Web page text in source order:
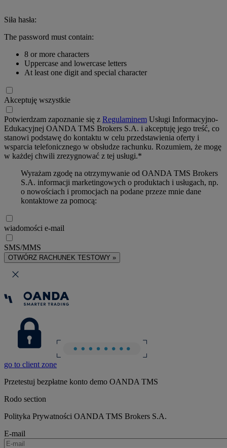
Siła hasła:
The password must contain:
8 or more characters
Uppercase and lowercase letters
At least one digit and special character
Akceptuję wszystkie
Potwierdzam zapoznanie się z Regulaminem Usługi Informacyjno-
Edukacyjnej OANDA TMS Brokers S.A. i akceptuję jego treść, co
stanowi podstawę do kontaktu w celu przedstawienia oferty i
wsparcia telefonicznego w obsłudze rachunku. Rozumiem, że mogę
w każdej chwili zrezygnować z tej usługi.*
Wyrażam zgodę na otrzymywanie od OANDA TMS Brokers
S.A. informacji marketingowych o produktach i usługach, np.
o nowościach i promocjach na podane przeze mnie dane
kontaktowe za pomocą:
wiadomości e-mail
SMS/MMS
OTWÓRZ RACHUNEK TESTOWY »
go to client zone
Przetestuj bezpłatne konto demo OANDA TMS
Rodo section
Polityka Prywatności OANDA TMS Brokers S.A.
E-mail